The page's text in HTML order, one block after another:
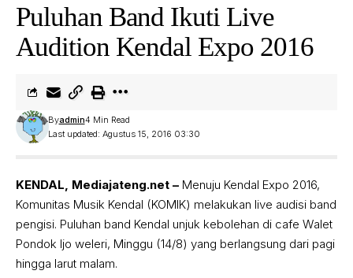
Puluhan Band Ikuti Live
Audition Kendal Expo 2016
Last updated: Agustus 15, 2016 03:30
Byadmin4 Min Read
KENDAL, Mediajateng.net – Menuju Kendal Expo 2016,
Komunitas Musik Kendal (KOMIK) melakukan live audisi band
pengisi. Puluhan band Kendal unjuk kebolehan di cafe Walet
Pondok Ijo weleri, Minggu (14/8) yang berlangsung dari pagi
hingga larut malam.